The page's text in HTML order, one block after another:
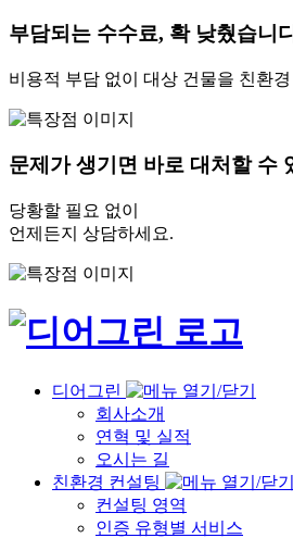
부담되는 수수료, 확 낮췄습니
비용적 부담 없이 대상 건물을 친환
문제가 생기면 바로 대처할 수
당황할 필요 없이
언제든지 상담하세요.
디어그린
회사소개
연혁 및 실적
오시는 길
친환경 컨설팅
컨설팅 영역
인증 유형별 서비스